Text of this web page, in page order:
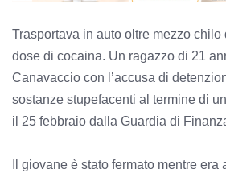
Trasportava in auto oltre mezzo
dose di cocaina. Un ragazzo di 21
Canavaccio con l’accusa di
sostanze stupefacenti al termine di
il 25 febbraio dalla Guardia di
Il giovane è stato fermato mentre